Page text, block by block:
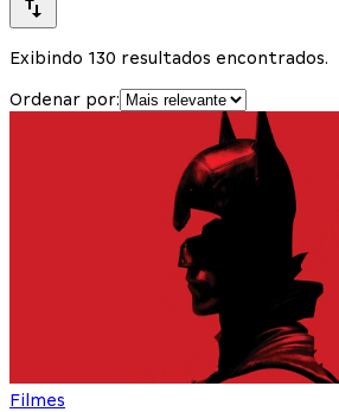
Exibindo 130 resultados encontrados.
Ordenar por:
Filmes